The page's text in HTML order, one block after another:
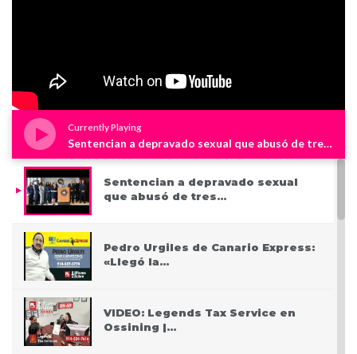
Currently Playing
Sentencian a depravado sexual que abusó de tres niños en Westchester
Sentencian a depravado sexual
que abusó de tres…
Pedro Urgiles de Canario Express:
«Llegó la…
VIDEO: Legends Tax Service en
Ossining |…